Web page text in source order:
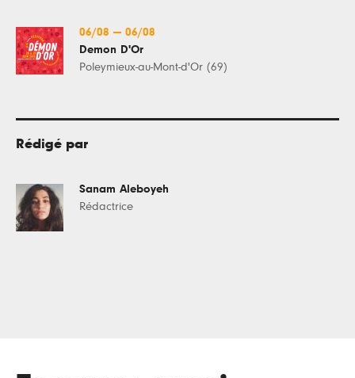
06/08 — 06/08
Demon D'Or
Poleymieux-au-Mont-d'Or (69)
Rédigé par
Sanam Aleboyeh
Rédactrice